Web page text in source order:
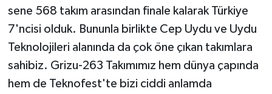
sene 568 takım arasından finale kalarak Türkiye
7'ncisi olduk. Bununla birlikte Cep Uydu ve Uydu
Teknolojileri alanında da çok öne çıkan takımlara
sahibiz. Grizu-263 Takımımız hem dünya çapında
hem de Teknofest'te bizi ciddi anlamda